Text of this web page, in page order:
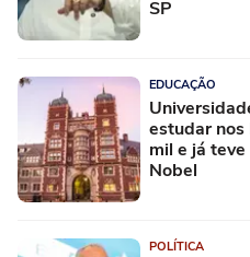
SP
EDUCAÇÃO
estudar nos
mil e já
Nobel
POLÍTICA